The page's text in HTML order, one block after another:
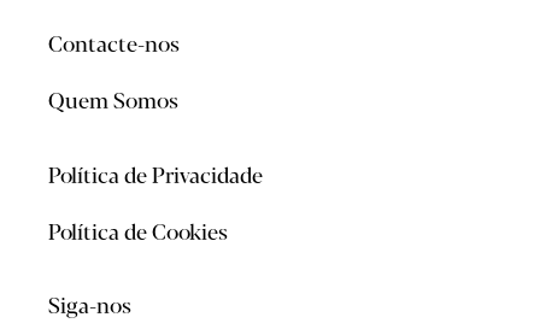
Contacte-nos
Quem Somos
Política de Privacidade
Política de Cookies
Siga-nos